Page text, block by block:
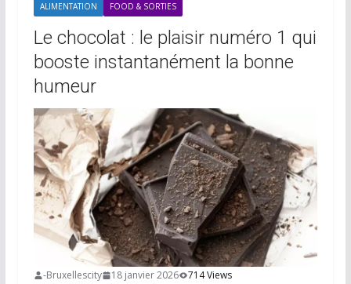
ALIMENTATION FOOD & SORTIES
Le chocolat : le plaisir numéro 1 qui
booste instantanément la bonne
humeur
-Bruxellescity 18 janvier 2026
714 Views